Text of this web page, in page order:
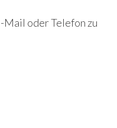
Mail oder Telefon zu